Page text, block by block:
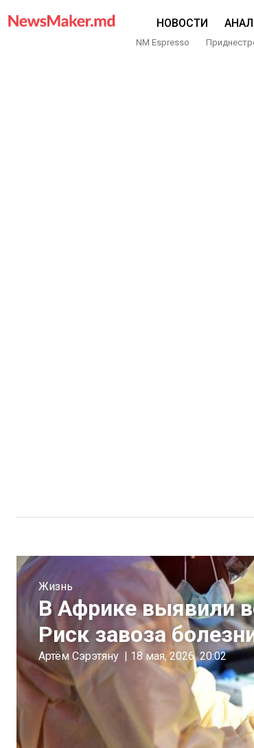
НОВОСТИ
NM Espresso
Жизнь
В Африке выявили
Риск завоза
Артём Сэрэтяну | 18 мая, 2026 20:02